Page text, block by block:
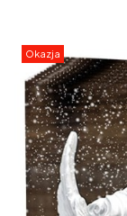
Okazja